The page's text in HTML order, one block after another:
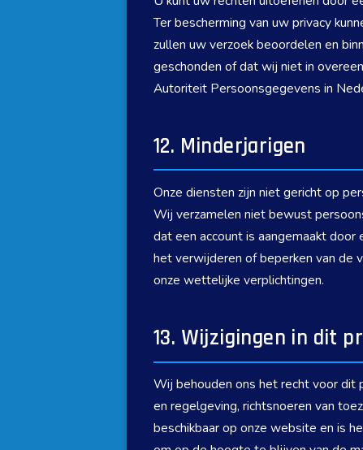
Ter bescherming van uw privacy
zullen uw verzoek beoordelen en
geschonden of dat wij niet in
Autoriteit Persoonsgegevens in
12. Minderjarigen
Onze diensten zijn niet gericht op
Wij verzamelen niet bewust
dat een account is aangemaakt
het verwijderen of beperken van de
onze wettelijke verplichtingen.
13. Wijzigingen in dit
Wij behouden ons het recht voor
en regelgeving, richtsnoeren van
beschikbaar op onze website en is